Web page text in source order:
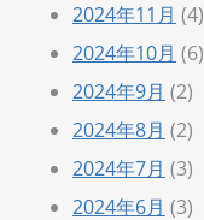
2024年11月 (4)
2024年10月 (6)
2024年9月 (2)
2024年8月 (2)
2024年7月 (3)
2024年6月 (3)